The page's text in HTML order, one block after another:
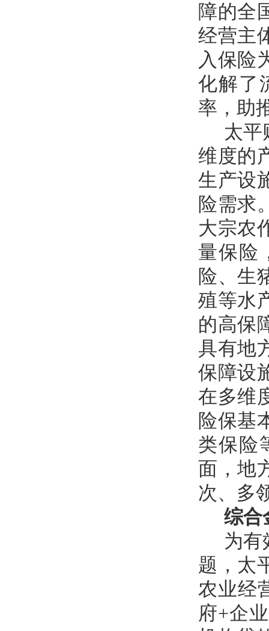
障的全
经营主
入保险
化解了
率，助
太平
维度的
生产设
险需求
大宗农
量保险
险、生
殖等水
的高保
具有地
保障设
在多维
险保基
类保险
面，地
次、多
综合
为有
题，太
农业经
府+企